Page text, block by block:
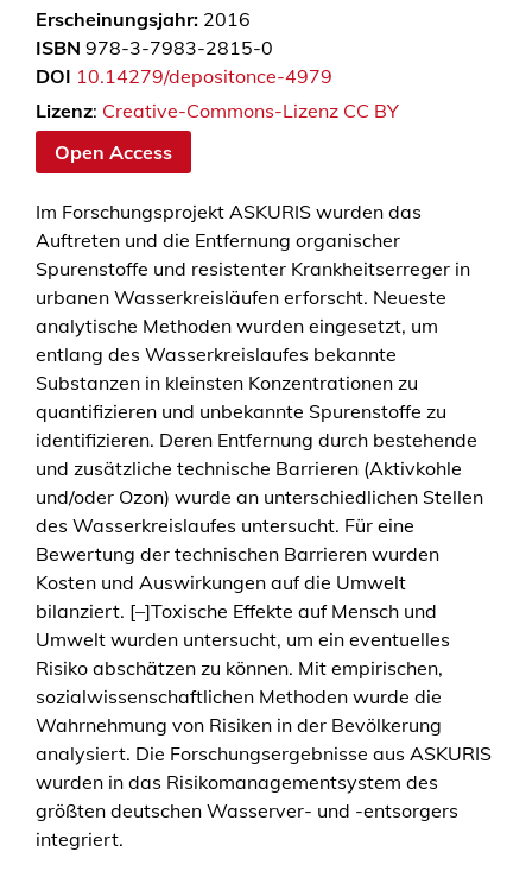
Erscheinungsjahr: 2016
ISBN 978-3-7983-2815-0
DOI 10.14279/depositonce-4979
Lizenz: Creative-Commons-Lizenz CC BY
Open Access
Im Forschungsprojekt ASKURIS wurden das
Auftreten und die Entfernung organischer
Spurenstoffe und resistenter Krankheitserreger in
urbanen Wasserkreisläufen erforscht. Neueste
analytische Methoden wurden eingesetzt, um
entlang des Wasserkreislaufes bekannte
Substanzen in kleinsten Konzentrationen zu
quantifizieren und unbekannte Spurenstoffe zu
identifizieren. Deren Entfernung durch bestehende
und zusätzliche technische Barrieren (Aktivkohle
und/oder Ozon) wurde an unterschiedlichen Stellen
des Wasserkreislaufes untersucht. Für eine
Bewertung der technischen Barrieren wurden
Kosten und Auswirkungen auf die Umwelt
bilanziert. [–]Toxische Effekte auf Mensch und
Umwelt wurden untersucht, um ein eventuelles
Risiko abschätzen zu können. Mit empirischen,
sozialwissenschaftlichen Methoden wurde die
Wahrnehmung von Risiken in der Bevölkerung
analysiert. Die Forschungsergebnisse aus ASKURIS
wurden in das Risikomanagementsystem des
größten deutschen Wasserver- und -entsorgers
integriert.